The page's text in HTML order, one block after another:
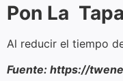
Pon La
Al reducir el tiempo
Fuente: https://